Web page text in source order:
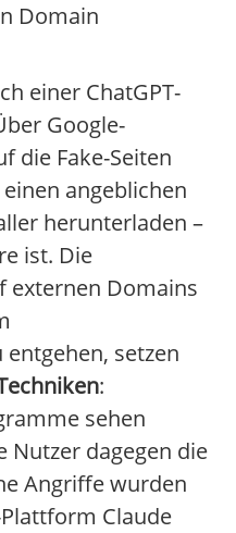
Domain
einer ChatGPT-
Google-
die Fake-Seiten
angeblichen
herunterladen –
ist. Die
externen Domains
setzen
:
sehen
Nutzer dagegen die
Angriffe wurden
Claude